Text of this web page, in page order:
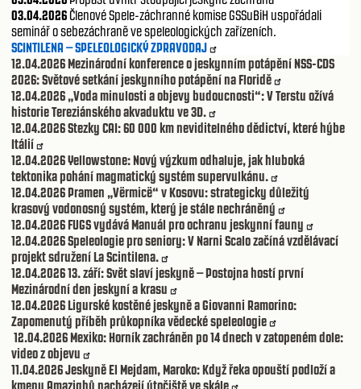
03.04.2026Členové Spele-záchranné komise GSSuBiH uspořádali
seminář o sebezáchraně ve speleologických zařízeních.
SCINTILENA – SPELEOLOGICKÝ ZPRAVODAJ
12.04.2026Mezinárodní konference o jeskynním potápění NSS-CDS
2026: Světové setkání jeskynního potápění na Floridě
12.04.2026„Voda minulosti a objevy budoucnosti“: V Terstu ožívá
historie Tereziánského akvaduktu ve 3D.
12.04.2026Stezky CAI: 60 000 km neviditelného dědictví, které hýbe
Itálií
12.04.2026Yellowstone: Nový výzkum odhaluje, jak hluboká
tektonika pohání magmatický systém supervulkánu.
12.04.2026Pramen „Vërmicë“ v Kosovu: strategicky důležitý
krasový vodonosný systém, který je stále nechráněný
12.04.2026FUGS vydává Manuál pro ochranu jeskynní fauny
12.04.2026Speleologie pro seniory: V Narni Scalo začíná vzdělávací
projekt sdružení La Scintilena.
12.04.202613. září: Svět slaví jeskyně – Postojna hostí první
Mezinárodní den jeskyní a krasu
12.04.2026Ligurské kostěné jeskyně a Giovanni Ramorino:
Zapomenutý příběh průkopníka vědecké speleologie
12.04.2026Mexiko: Horník zachráněn po 14 dnech v zatopeném dole:
video z objevu
11.04.2026Jeskyně El Mejdam, Maroko: Když řeka opouští podloží a
kmeny Amazighů nacházejí útočiště ve skále